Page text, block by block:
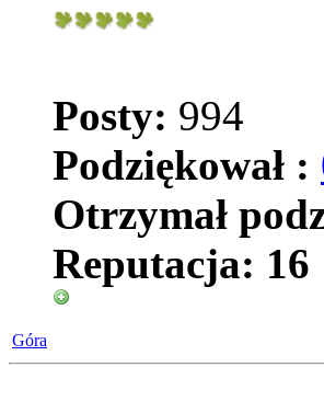
Posty: 994
Podziękował :
Otrzymał
Reputacja: 16
Góra